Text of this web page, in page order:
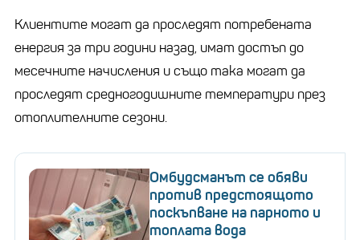
Клиентите могат да проследят потребената
енергия за три години назад, имат достъп до
месечните начисления и също така могат да
проследят средногодишните температури през
отоплителните сезони.
Омбудсманът се обяви
против предстоящото
поскъпване на парното и
топлата вода